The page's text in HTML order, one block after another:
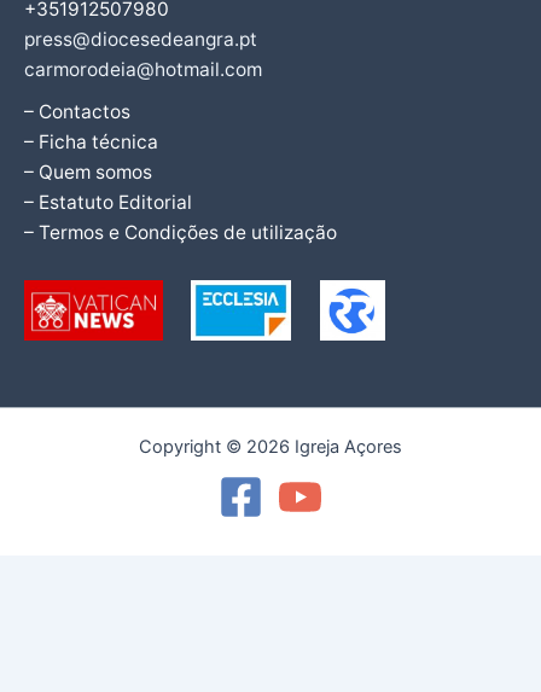
+351912507980
press@diocesedeangra.pt
carmorodeia@hotmail.com
– Contactos
– Ficha técnica
– Quem somos
– Estatuto Editorial
– Termos e Condições de utilização
Copyright © 2026 Igreja Açores